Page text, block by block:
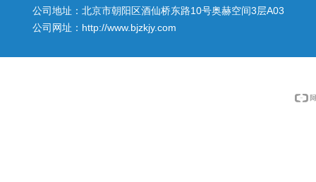
公司地址：北京市朝阳区酒仙桥东路10号奥赫空间3层A03
公司网址：http://www.bjzkjy.com